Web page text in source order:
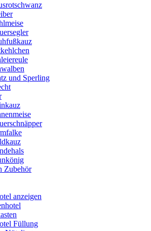
und Sperling
Zubehör
anzeigen
Füllung